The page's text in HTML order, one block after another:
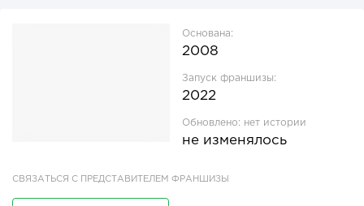
Основана:
2008
Запуск франшизы:
2022
Обновлено: нет истории
не изменялось
СВЯЗАТЬСЯ С ПРЕДСТАВИТЕЛЕМ ФРАНШИЗЫ